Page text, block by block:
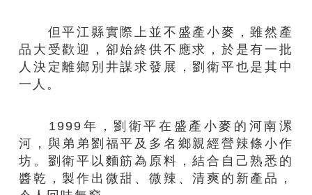
但平江縣實際上並不盛產小麥，雖然產
品大受歡迎，卻始終供不應求，於是有一批
人決定離鄉別井謀求發展，劉衛平也是其中
一人。
1999年，劉衛平在盛產小麥的河南漯
河，與弟弟劉福平及多名鄉親經營辣條小作
坊。劉衛平以麵筋為原料，結合自己熟悉的
醬乾，製作出微甜、微辣、清爽的新產品，